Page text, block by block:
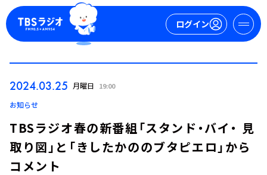
ログイン
2024.03.25 月曜日 19:00
お知らせ
TBSラジオ春の新番組「スタンド・バイ・ 見
取り図」と「きしたかののブタピエロ」から
コメント